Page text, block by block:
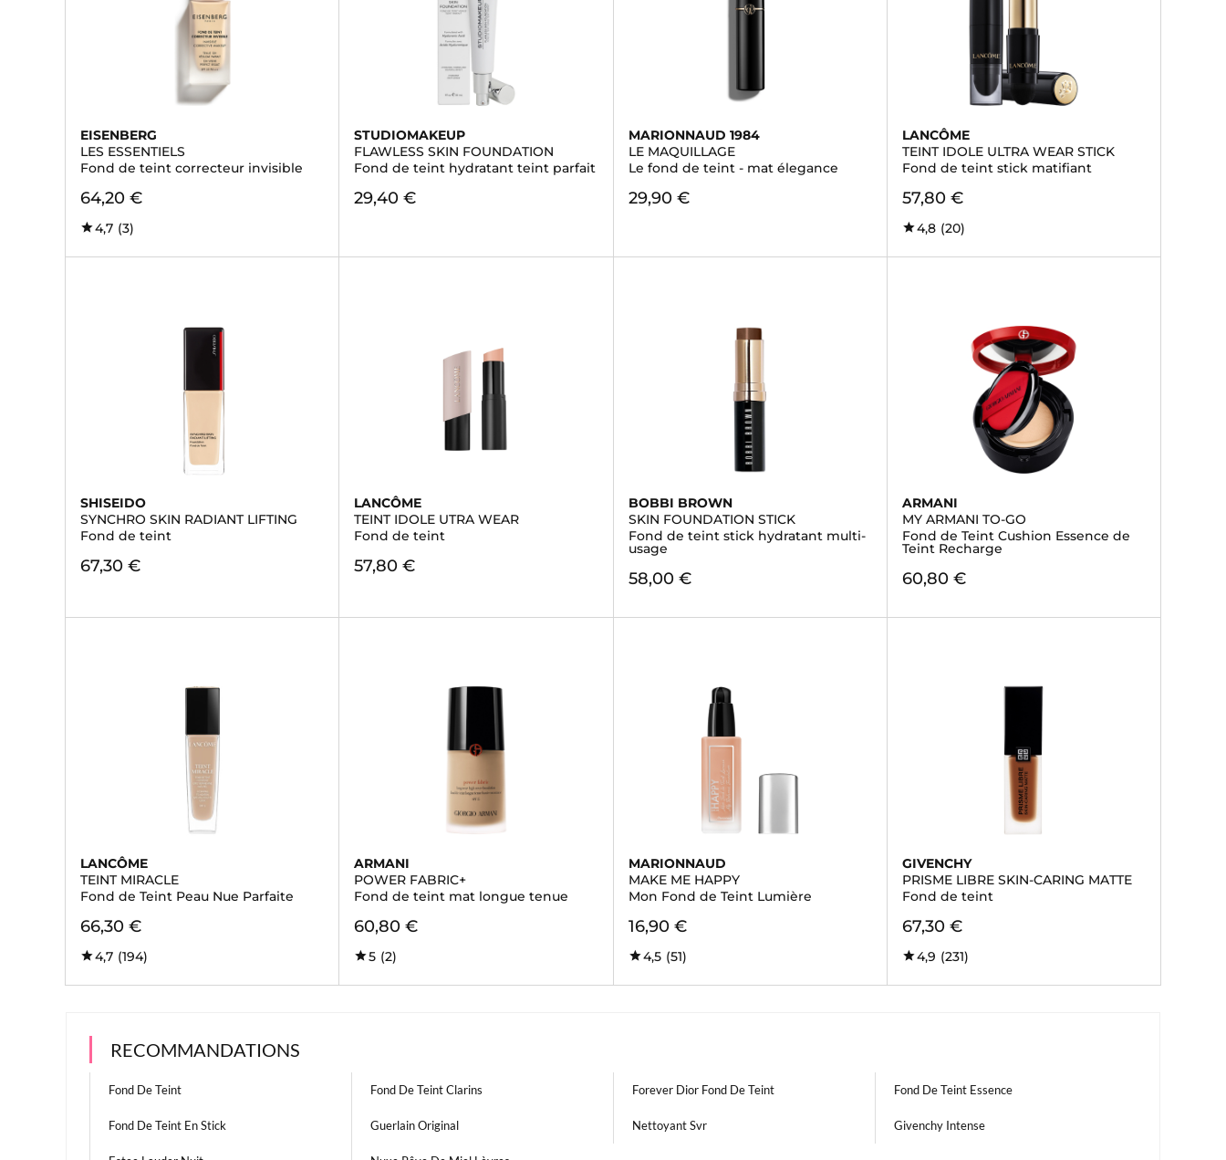
EISENBERG
LES ESSENTIELS
Fond de teint correcteur invisible
64,20 €
4,7 (3)
STUDIOMAKEUP
FLAWLESS SKIN FOUNDATION
Fond de teint hydratant teint parfait
29,40 €
MARIONNAUD 1984
LE MAQUILLAGE
Le fond de teint - mat élegance
29,90 €
LANCÔME
TEINT IDOLE ULTRA WEAR STICK
Fond de teint stick matifiant
57,80 €
4,8 (20)
SHISEIDO
SYNCHRO SKIN RADIANT LIFTING
Fond de teint
67,30 €
LANCÔME
TEINT IDOLE UTRA WEAR
Fond de teint
57,80 €
BOBBI BROWN
SKIN FOUNDATION STICK
Fond de teint stick hydratant multi-
usage
58,00 €
ARMANI
MY ARMANI TO-GO
Fond de Teint Cushion Essence de
Teint Recharge
60,80 €
LANCÔME
TEINT MIRACLE
Fond de Teint Peau Nue Parfaite
66,30 €
4,7 (194)
ARMANI
POWER FABRIC+
Fond de teint mat longue tenue
60,80 €
5 (2)
MARIONNAUD
MAKE ME HAPPY
Mon Fond de Teint Lumière
16,90 €
4,5 (51)
GIVENCHY
PRISME LIBRE SKIN-CARING MATTE
Fond de teint
67,30 €
4,9 (231)
RECOMMANDATIONS
Fond De Teint Fond De Teint Clarins Forever Dior Fond De Teint Fond De Teint Essence
Fond De Teint En Stick Guerlain Original Nettoyant Svr Givenchy Intense